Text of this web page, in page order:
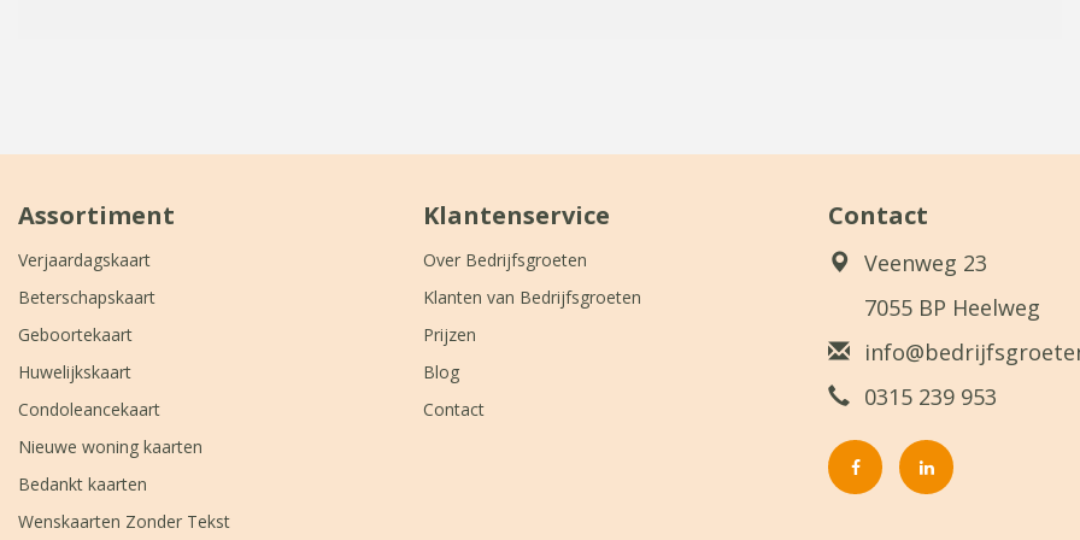
Assortiment
Verjaardagskaart
Beterschapskaart
Geboortekaart
Huwelijkskaart
Condoleancekaart
Nieuwe woning kaarten
Bedankt kaarten
Wenskaarten Zonder Tekst
Klantenservice
Over Bedrijfsgroeten
Klanten van Bedrijfsgroeten
Prijzen
Blog
Contact
Contact
Veenweg 23
7055 BP Heelweg
0315 239 953